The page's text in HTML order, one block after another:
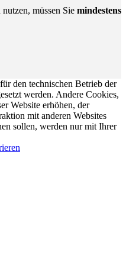
müssen Sie mindestens
den technischen Betrieb der
werden. Andere Cookies,
Website erhöhen, der
mit anderen Websites
sollen, werden nur mit Ihrer